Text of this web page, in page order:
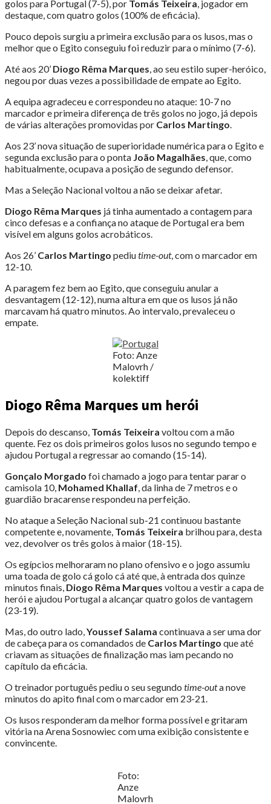
golos para Portugal (7-5), por Tomás Teixeira , jogador em
destaque, com quatro golos (100% de eficácia).
Pouco depois surgiu a primeira exclusão para os lusos, mas o
melhor que o Egito conseguiu foi reduzir para o mínimo (7-6).
Até aos 20’ Diogo Rêma Marques , ao seu estilo super-heróico,
negou por duas vezes a possibilidade de empate ao Egito.
A equipa agradeceu e correspondeu no ataque: 10-7 no
marcador e primeira diferença de três golos no jogo, já depois
de várias alterações promovidas por Carlos Martingo
Aos 23’ nova situação de superioridade numérica para o Egito e
segunda exclusão para o ponta João Magalhães , que, como
habitualmente, ocupava a posição de segundo defensor.
Mas a Seleção Nacional voltou a não se deixar afetar.
Diogo Rêma Marques já tinha aumentado a contagem para
cinco defesas e a confiança no ataque de Portugal era bem
visível em alguns golos acrobáticos.
Aos 26’ Carlos Martingo pediutime-out, com o marcador em
12-10.
A paragem fez bem ao Egito, que conseguiu anular a
desvantagem (12-12), numa altura em que os lusos já não
marcavam há quatro minutos. Ao intervalo, prevaleceu o
empate.
Foto: Anze
Malovrh /
kolektiff
Diogo Rêma Marques um herói
Depois do descanso, Tomás Teixeira voltou com a mão
quente. Fez os dois primeiros golos lusos no segundo tempo e
ajudou Portugal a regressar ao comando (15-14).
Gonçalo Morgado foi chamado a jogo para tentar parar o
camisola 10, Mohamed Khallaf, da linha de 7 metros e o
guardião bracarense respondeu na perfeição.
No ataque a Seleção Nacional sub-21 continuou bastante
competente e, novamente, Tomás Teixeira brilhou para, desta
vez, devolver os três golos à maior (18-15).
Os egípcios melhoraram no plano ofensivo e o jogo assumiu
uma toada de golo cá golo cá até que, à entrada dos quinze
minutos finais, Diogo Rêma Marques voltou a vestir a capa de
herói e ajudou Portugal a alcançar quatro golos de vantagem
(23-19).
Mas, do outro lado,Youssef Salama continuava a ser uma dor
de cabeça para os comandados de Carlos Martingo que até
criavam as situações de finalização mas iam pecando no
capítulo da eficácia.
O treinador português pediu o seu segundo time-outa nove
minutos do apito final com o marcador em 23-21.
Os lusos responderam da melhor forma possível e gritaram
vitória na Arena Sosnowiec com uma exibição consistente e
convincente.
Foto:
Anze
Malovrh